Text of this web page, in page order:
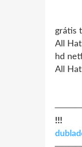
grátis
All
hd
All